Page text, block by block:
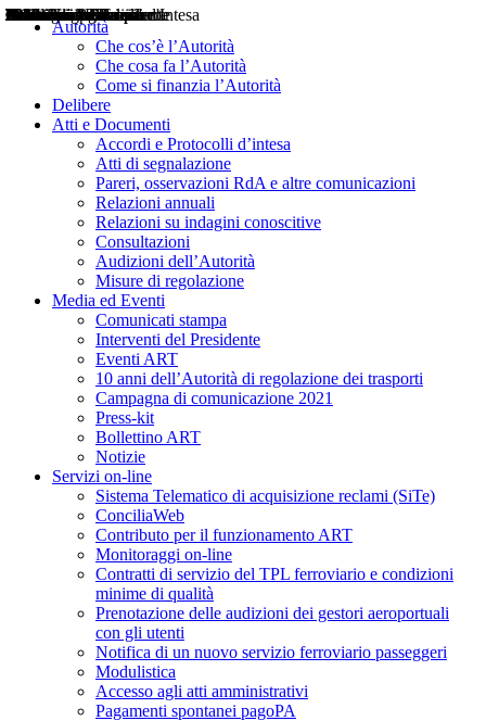
Autorità
Che cos’è l’Autorità
Che cosa fa l’Autorità
Come si finanzia l’Autorità
Delibere
Atti e Documenti
Accordi e Protocolli d’intesa
Atti di segnalazione
Pareri, osservazioni RdA e altre comunicazioni
Relazioni annuali
Relazioni su indagini conoscitive
Consultazioni
Audizioni dell’Autorità
Misure di regolazione
Media ed Eventi
Comunicati stampa
Interventi del Presidente
Eventi ART
10 anni dell’Autorità di regolazione dei trasporti
Campagna di comunicazione 2021
Press-kit
Bollettino ART
Notizie
Servizi on-line
Sistema Telematico di acquisizione reclami (SiTe)
ConciliaWeb
Contributo per il funzionamento ART
Monitoraggi on-line
Contratti di servizio del TPL ferroviario e condizioni
minime di qualità
Prenotazione delle audizioni dei gestori aeroportuali
con gli utenti
Notifica di un nuovo servizio ferroviario passeggeri
Modulistica
Accesso agli atti amministrativi
Pagamenti spontanei pagoPA
Delibere
Pareri
Consultazioni
Audizioni
Atti di Segnalazione
Accordi e Protocolli d'Intesa
Relazioni annuali
Misure di regolazione
Notizie
Comunicati Stampa
Bollettini ART
Convegni ART
Interviste del Presidente
Articoli in primo piano
Interventi del Presidente
2004
2005
2010
2013
2014
2015
2016
2017
2018
2019
202
2020
2021
2022
2023
2024
2025
2026
Aereo
Marittimo
Terrestre